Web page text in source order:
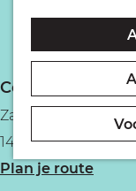
o
m
e
p
Contact
Zanderijweg 1012
1403 XV Bussum
Plan je routen